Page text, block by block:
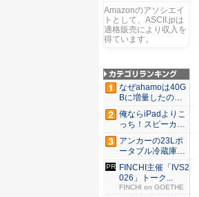
FHD(1920x1080) -
高性能第11世代Core
i5-1135G7 - メモリ
16GB - SSD 256GB
USB Type-C - MS
Office 2021 - Win11
搭載
Amazonのアソシエイ
トとして、ASCII.jpは
適格販売により収入を
得ています。
なぜahamoは40G
Bに増量したの
か ...
俺ならiPadよりこ
っち！スピーカー
9個...
アンカーの23Lポ
ータブル冷蔵庫が
Ama...
FINCHI主催「IVS2
026」トーク...
FINCHI on GOETHE